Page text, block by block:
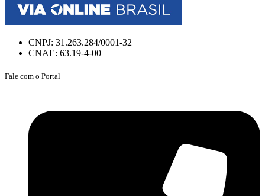
CNPJ: 31.263.284/0001-32
CNAE: 63.19-4-00
Fale com o Portal